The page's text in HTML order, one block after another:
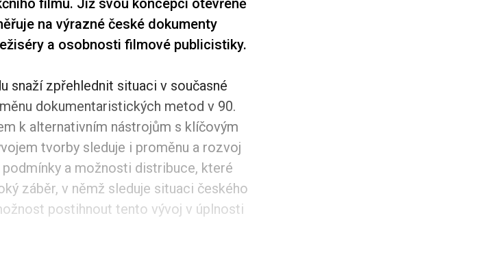
filmu. Již svou koncepcí otevřeně
na výrazné české dokumenty
a osobnosti filmové publicistiky.
snaží zpřehlednit situaci v současné
dokumentaristických metod v 90.
k alternativním nástrojům s klíčovým
tvorby sleduje i proměnu a rozvoj
a možnosti distribuce, které
záběr, v němž sleduje situaci českého
postihnout tento vývoj v úplnosti